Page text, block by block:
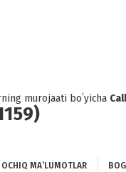
murojaati boʻyicha
OCHIQ MAʼLUMOTLAR